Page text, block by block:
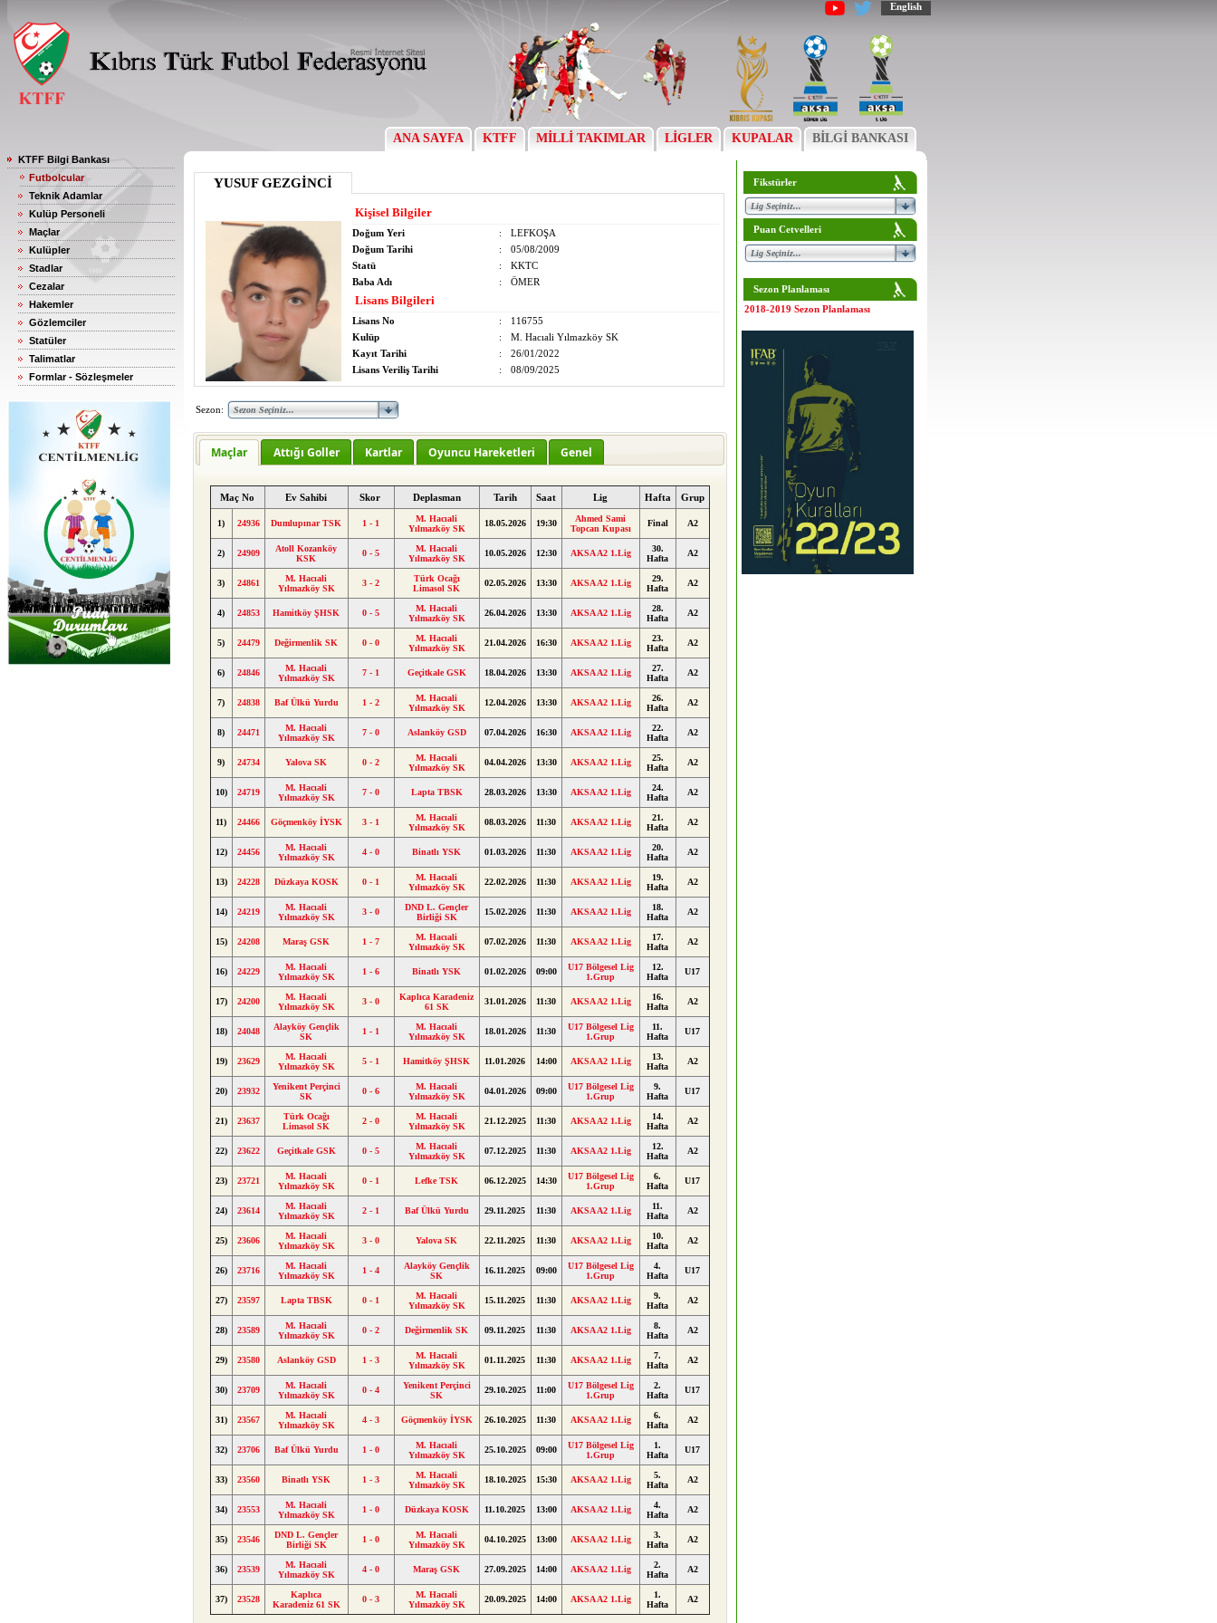
English
ANA SAYFA KTFF MİLLİ TAKIMLAR LİGLER KUPALAR BİLGİ BANKASI
KTFF Bilgi Bankası
Futbolcular
Teknik Adamlar
Kulüp Personeli
Maçlar
Kulüpler
Stadlar
Cezalar
Hakemler
Gözlemciler
Statüler
Talimatlar
Formlar - Sözleşmeler
YUSUF GEZGİNCİ
Kişisel Bilgiler
Doğum Yeri :
LEFKOŞA
Doğum Tarihi
:
05/08/2009
Statü
:
KKTC
Baba Adı
: ÖMER
Lisans Bilgileri
Lisans No :
116755
Kulüp
:
M. Hacıali Yılmazköy SK
Kayıt Tarihi
:
26/01/2022
Lisans Veriliş Tarihi
: 08/09/2025
Sezon:
Maçlar Attığı Goller Kartlar Oyuncu Hareketleri Genel
Maç No Ev Sahibi Skor Deplasman Tarih Saat Lig Hafta Grup
1) 24936 Dumlupınar TSK 1 - 1
M. Hacıali
Yılmazköy SK
18.05.2026 19:30
Ahmed Sami
Topcan Kupası
Final A2
2) 24909
Atoll Kozanköy
KSK
0 - 5
M. Hacıali
Yılmazköy SK
10.05.2026 12:30 AKSA A2 1.Lig
30.
Hafta
A2
3) 24861
M. Hacıali
Yılmazköy SK
3 - 2
Türk Ocağı
Limasol SK
02.05.2026 13:30 AKSA A2 1.Lig
29.
Hafta
A2
4) 24853 Hamitköy ŞHSK 0 - 5
M. Hacıali
Yılmazköy SK
26.04.2026 13:30 AKSA A2 1.Lig
28.
Hafta
A2
5) 24479 Değirmenlik SK 0 - 0
M. Hacıali
Yılmazköy SK
21.04.2026 16:30 AKSA A2 1.Lig
23.
Hafta
A2
6) 24846
M. Hacıali
Yılmazköy SK
7 - 1 Geçitkale GSK 18.04.2026 13:30 AKSA A2 1.Lig
27.
Hafta
A2
7) 24838 Baf Ülkü Yurdu 1 - 2
M. Hacıali
Yılmazköy SK
12.04.2026 13:30 AKSA A2 1.Lig
26.
Hafta
A2
8) 24471
M. Hacıali
Yılmazköy SK
7 - 0 Aslanköy GSD 07.04.2026 16:30 AKSA A2 1.Lig
22.
Hafta
A2
9) 24734 Yalova SK 0 - 2
M. Hacıali
Yılmazköy SK
04.04.2026 13:30 AKSA A2 1.Lig
25.
Hafta
A2
10) 24719
M. Hacıali
Yılmazköy SK
7 - 0 Lapta TBSK 28.03.2026 13:30 AKSA A2 1.Lig
24.
Hafta
A2
11) 24466 Göçmenköy İYSK 3 - 1
M. Hacıali
Yılmazköy SK
08.03.2026 11:30 AKSA A2 1.Lig
21.
Hafta
A2
12) 24456
M. Hacıali
Yılmazköy SK
4 - 0 Binatlı YSK 01.03.2026 11:30 AKSA A2 1.Lig
20.
Hafta
A2
13) 24228 Düzkaya KOSK 0 - 1
M. Hacıali
Yılmazköy SK
22.02.2026 11:30 AKSA A2 1.Lig
19.
Hafta
A2
14) 24219
M. Hacıali
Yılmazköy SK
3 - 0
DND L. Gençler
Birliği SK
15.02.2026 11:30 AKSA A2 1.Lig
18.
Hafta
A2
15) 24208 Maraş GSK 1 - 7
M. Hacıali
Yılmazköy SK
07.02.2026 11:30 AKSA A2 1.Lig
17.
Hafta
A2
16) 24229
M. Hacıali
Yılmazköy SK
1 - 6 Binatlı YSK 01.02.2026 09:00
U17 Bölgesel Lig
1.Grup
12.
Hafta
U17
17) 24200
M. Hacıali
Yılmazköy SK
3 - 0
Kaplıca Karadeniz
61 SK
31.01.2026 11:30 AKSA A2 1.Lig
16.
Hafta
A2
18) 24048
Alayköy Gençlik
SK
1 - 1
M. Hacıali
Yılmazköy SK
18.01.2026 11:30
U17 Bölgesel Lig
1.Grup
11.
Hafta
U17
19) 23629
M. Hacıali
Yılmazköy SK
5 - 1 Hamitköy ŞHSK 11.01.2026 14:00 AKSA A2 1.Lig
13.
Hafta
A2
20) 23932
Yenikent Perçinci
SK
0 - 6
M. Hacıali
Yılmazköy SK
04.01.2026 09:00
U17 Bölgesel Lig
1.Grup
9.
Hafta
U17
21) 23637
Türk Ocağı
Limasol SK
2 - 0
M. Hacıali
Yılmazköy SK
21.12.2025 11:30 AKSA A2 1.Lig
14.
Hafta
A2
22) 23622 Geçitkale GSK 0 - 5
M. Hacıali
Yılmazköy SK
07.12.2025 11:30 AKSA A2 1.Lig
12.
Hafta
A2
23) 23721
M. Hacıali
Yılmazköy SK
0 - 1 Lefke TSK 06.12.2025 14:30
U17 Bölgesel Lig
1.Grup
6.
Hafta
U17
24) 23614
M. Hacıali
Yılmazköy SK
2 - 1 Baf Ülkü Yurdu 29.11.2025 11:30 AKSA A2 1.Lig
11.
Hafta
A2
25) 23606
M. Hacıali
Yılmazköy SK
3 - 0 Yalova SK 22.11.2025 11:30 AKSA A2 1.Lig
10.
Hafta
A2
26) 23716
M. Hacıali
Yılmazköy SK
1 - 4
Alayköy Gençlik
SK
16.11.2025 09:00
U17 Bölgesel Lig
1.Grup
4.
Hafta
U17
27) 23597 Lapta TBSK 0 - 1
M. Hacıali
Yılmazköy SK
15.11.2025 11:30 AKSA A2 1.Lig
9.
Hafta
A2
28) 23589
M. Hacıali
Yılmazköy SK
0 - 2 Değirmenlik SK 09.11.2025 11:30 AKSA A2 1.Lig
8.
Hafta
A2
29) 23580 Aslanköy GSD 1 - 3
M. Hacıali
Yılmazköy SK
01.11.2025 11:30 AKSA A2 1.Lig
7.
Hafta
A2
30) 23709
M. Hacıali
Yılmazköy SK
0 - 4
Yenikent Perçinci
SK
29.10.2025 11:00
U17 Bölgesel Lig
1.Grup
2.
Hafta
U17
31) 23567
M. Hacıali
Yılmazköy SK
4 - 3 Göçmenköy İYSK 26.10.2025 11:30 AKSA A2 1.Lig
6.
Hafta
A2
32) 23706 Baf Ülkü Yurdu 1 - 0
M. Hacıali
Yılmazköy SK
25.10.2025 09:00
U17 Bölgesel Lig
1.Grup
1.
Hafta
U17
33) 23560 Binatlı YSK 1 - 3
M. Hacıali
Yılmazköy SK
18.10.2025 15:30 AKSA A2 1.Lig
5.
Hafta
A2
34) 23553
M. Hacıali
Yılmazköy SK
1 - 0 Düzkaya KOSK 11.10.2025 13:00 AKSA A2 1.Lig
4.
Hafta
A2
35) 23546
DND L. Gençler
Birliği SK
1 - 0
M. Hacıali
Yılmazköy SK
04.10.2025 13:00 AKSA A2 1.Lig
3.
Hafta
A2
36) 23539
M. Hacıali
Yılmazköy SK
4 - 0 Maraş GSK 27.09.2025 14:00 AKSA A2 1.Lig
2.
Hafta
A2
37) 23528
Kaplıca
Karadeniz 61 SK
0 - 3
M. Hacıali
Yılmazköy SK
20.09.2025 14:00 AKSA A2 1.Lig
1.
Hafta
A2
Fikstürler
Puan Cetvelleri
Sezon Planlaması
2018-2019 Sezon Planlaması